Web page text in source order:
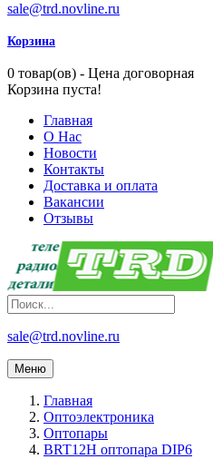
sale@trd.novline.ru
Корзина
0 товар(ов) - Цена договорная
Корзина пуста!
Главная
О Нас
Новости
Контакты
Доставка и оплата
Вакансии
Отзывы
sale@trd.novline.ru
Меню
Главная
Оптоэлектроника
Оптопары
BRT12H оптопара DIP6